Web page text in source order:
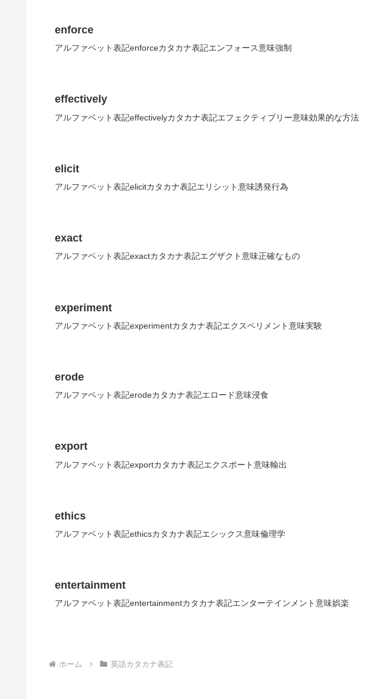
enforce
アルファベット表記enforceカタカナ表記エンフォース意味強制
effectively
アルファベット表記effectivelyカタカナ表記エフェクティブリー意味効果的な方法
elicit
アルファベット表記elicitカタカナ表記エリシット意味誘発行為
exact
アルファベット表記exactカタカナ表記エグザクト意味正確なもの
experiment
アルファベット表記experimentカタカナ表記エクスペリメント意味実験
erode
アルファベット表記erodeカタカナ表記エロード意味浸食
export
アルファベット表記exportカタカナ表記エクスポート意味輸出
ethics
アルファベット表記ethicsカタカナ表記エシックス意味倫理学
entertainment
アルファベット表記entertainmentカタカナ表記エンターテインメント意味娯楽
ホーム 英語カタカナ表記